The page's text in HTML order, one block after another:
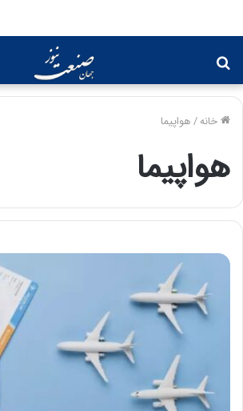
برای
خانه/هواپیما
هواپیما